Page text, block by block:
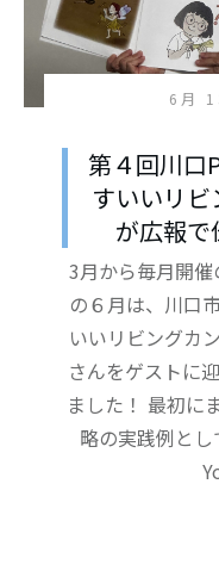
6月
第４回川
すいいリ
が広報で
3月から毎月開
の６月は、川口
いいリビングカ
さんをゲストに
ました！ 最初に
略の実践例とし